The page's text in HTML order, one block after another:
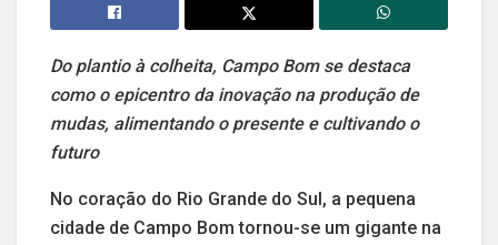
Do plantio à colheita, Campo Bom se destaca
como o epicentro da inovação na produção de
mudas, alimentando o presente e cultivando o
futuro
No coração do Rio Grande do Sul, a pequena
cidade de Campo Bom tornou-se um gigante na